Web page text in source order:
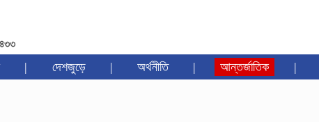
| দেশজুড়ে | অর্থনীতি | আন্তর্জাতিক |